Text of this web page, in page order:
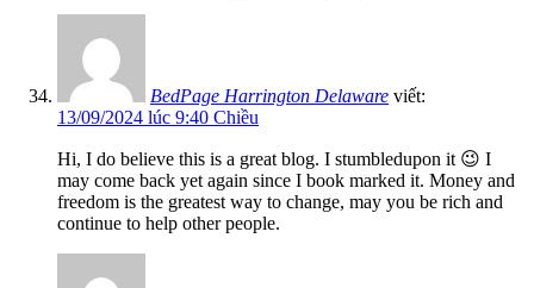
BedPage Harrington Delaware viết:
13/09/2024 lúc 9:40 Chiều
Hi, I do believe this is a great blog. I stumbledupon it 😉 I
may come back yet again since I book marked it. Money and
freedom is the greatest way to change, may you be rich and
continue to help other people.